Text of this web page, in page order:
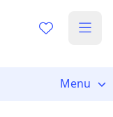
Menu